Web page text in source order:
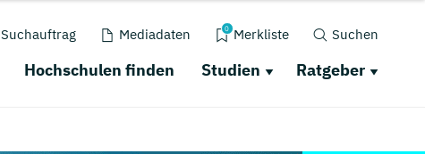
Suchauftrag Mediadaten 0 Merkliste Suchen
Hochschulen finden Studien Ratgeber